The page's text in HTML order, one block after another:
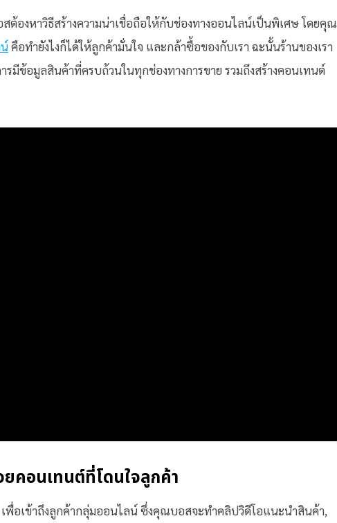
องหาวิธีสร้างความน่าเชื่อถือให้กับช่องทางออนไลน์เป็นพิเศษ โดยคุณ
คือทำยังไงก็ได้ให้ลูกค้ามั่นใจ และกล้าซื้อของกับเรา ฉะนั้นร้านของเรา
รมีข้อมูลสินค้าที่ครบถ้วนในทุกช่องทางการขาย รวมถึงสร้างคอนเทนต์
คอนเทนต์ที่โดนใจลูกค้า
พื่อเข้าถึงลูกค้ากลุ่มออนไลน์ ซึ่งคุณบอสจะทำคลิปวิดีโอแนะนำสินค้า,